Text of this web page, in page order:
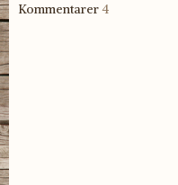
Kommentarer4